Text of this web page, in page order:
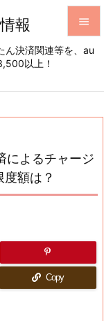
報
ん決済関連等を、au
以上！





によるチャージ
額は？
Copy